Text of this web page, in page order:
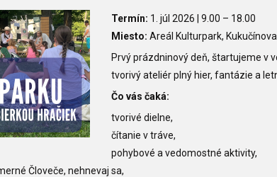
Termín: 1. júl 2026 | 9.00 – 18.00
Miesto: Areál Kulturpark,
Prvý prázdninový deň, štartujeme v
tvorivý ateliér plný hier, fantázie a
Čo vás čaká:
tvorivé dielne,
čítanie v tráve,
pohybové a vedomostné aktivity,
Človeče, nehnevaj sa,